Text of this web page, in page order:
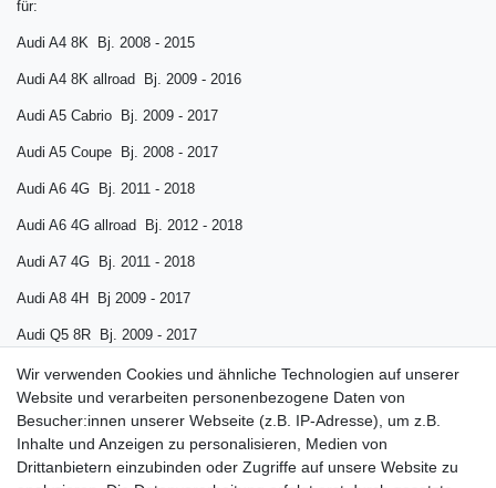
für:
Audi A4 8K Bj. 2008 - 2015
Audi A4 8K allroad Bj. 2009 - 2016
Audi A5 Cabrio Bj. 2009 - 2017
Audi A5 Coupe Bj. 2008 - 2017
Audi A6 4G Bj. 2011 - 2018
Audi A6 4G allroad Bj. 2012 - 2018
Audi A7 4G Bj. 2011 - 2018
Audi A8 4H Bj 2009 - 2017
Audi Q5 8R Bj. 2009 - 2017
Audi RS4 Bj. 2013 - 2016
Audi RS5 Coupe Bj. 2010 - 2016
Audi RS 5 CabrioBj. 2013 - 2016
Audi RS6 Bj. 2013 - 2018
Wir verwenden Cookies und ähnliche Technologien auf unserer
Website und verarbeiten personenbezogene Daten von
Besucher:innen unserer Webseite (z.B. IP-Adresse), um z.B.
Inhalte und Anzeigen zu personalisieren, Medien von
Drittanbietern einzubinden oder Zugriffe auf unsere Website zu